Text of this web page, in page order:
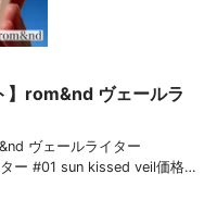
】rom&nd ヴェールラ
ヴェールライター
ー #01 sun kissed veil価格…